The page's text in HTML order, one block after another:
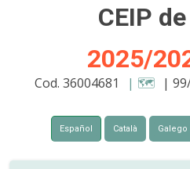
CEIP
2025/
Cod. 36004681 | 🗺️ |
Español Català Galego